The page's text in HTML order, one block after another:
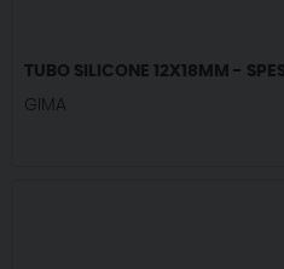
TUBO SILICONE 12X18MM -
GIMA